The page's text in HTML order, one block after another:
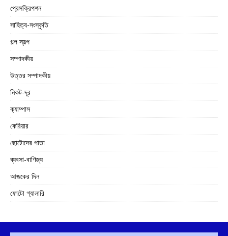
প্রেসক্রিপশন
সাহিত্য-সংস্কৃতি
গল্প স্বল্প
সম্পাদকীয়
উত্তর সম্পাদকীয়
নিকট-দূর
ক্যাম্পাস
কেরিয়ার
ছোটোদের পাতা
ব্যবসা-বাণিজ্য
আজকের দিন
ফোটো গ্যালারি